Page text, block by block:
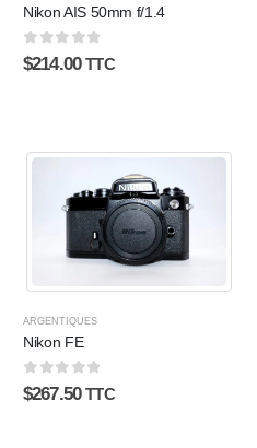
Nikon AIS 50mm f/1.4
0sur 5
$214.00 TTC
ARGENTIQUES
Nikon FE
0sur 5
$267.50 TTC